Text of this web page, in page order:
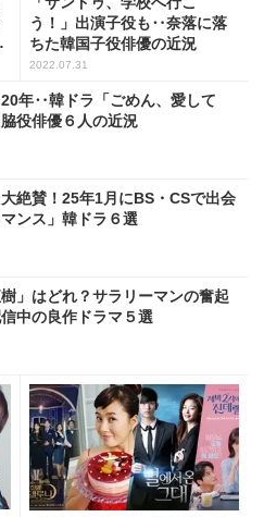
う！」出演子役も‥奈落に落
ちた韓国子役俳優の近況
2022.07.31
年‥韓ドラ「ごめん、愛して
役俳優６人の近況
絶賛！25年1月にBS・CSで出会
ンス」韓ドラ６選
」はどれ？サラリーマンの奮起
中の良作ドラマ５選